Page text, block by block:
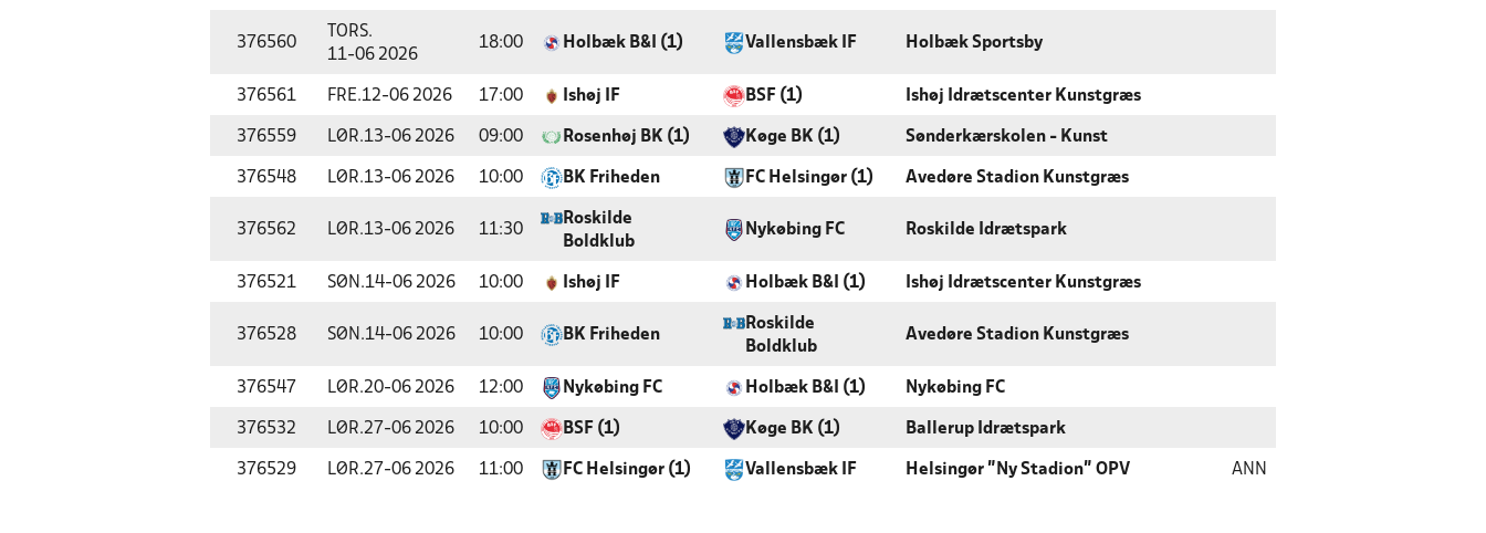
376560
TORS.
11-06 2026
18:00 Holbæk B&I (1) Vallensbæk IF Holbæk Sportsby
376561 FRE.12-06 2026 17:00 Ishøj IF BSF (1) Ishøj Idrætscenter Kunstgræs
376559 LØR.13-06 2026 09:00 Rosenhøj BK (1) Køge BK (1) Sønderkærskolen - Kunst
376548 LØR.13-06 2026 10:00 BK Friheden FC Helsingør (1) Avedøre Stadion Kunstgræs
376562 LØR.13-06 2026 11:30
Roskilde
Boldklub
Nykøbing FC Roskilde Idrætspark
376521 SØN.14-06 2026 10:00 Ishøj IF Holbæk B&I (1) Ishøj Idrætscenter Kunstgræs
376528 SØN.14-06 2026 10:00 BK Friheden
Roskilde
Boldklub
Avedøre Stadion Kunstgræs
376547 LØR.20-06 2026 12:00 Nykøbing FC Holbæk B&I (1) Nykøbing FC
376532 LØR.27-06 2026 10:00 BSF (1) Køge BK (1) Ballerup Idrætspark
376529 LØR.27-06 2026 11:00 FC Helsingør (1) Vallensbæk IF Helsingør "Ny Stadion" OPV ANN